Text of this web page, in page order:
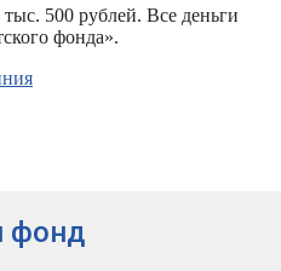
500 рублей. Все деньги
фонда».
фонд